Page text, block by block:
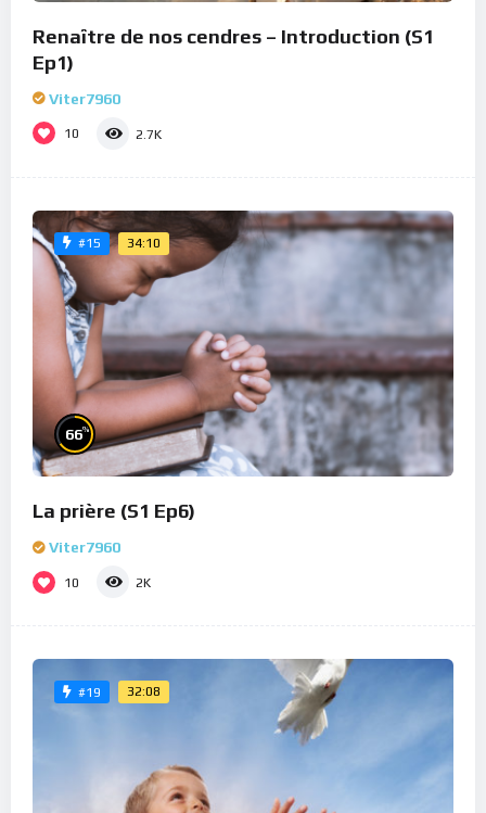
Renaître de nos cendres – Introduction (S1
Ep1)
Viter7960
10 2.7K
#15 34:10
66%
La prière (S1 Ep6)
Viter7960
10 2K
#19 32:08